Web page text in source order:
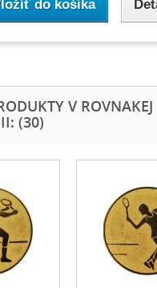
do košíka
V ROVNAKEJ
(30)